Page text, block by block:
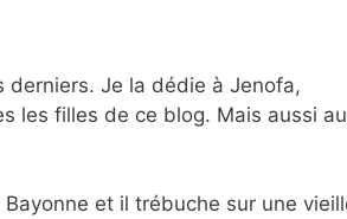
derniers. Je la dédie à Jenofa,
les filles de ce blog. Mais aussi
et il trébuche sur une